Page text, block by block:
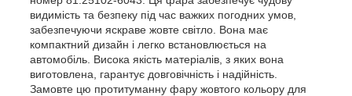
видимість та безпеку під час важких погодних умов,
забезпечуючи яскраве жовте світло. Вона має
компактний дизайн і легко встановлюється на
автомобіль. Висока якість матеріалів, з яких вона
виготовлена, гарантує довговічність і надійність.
Замовте цю протитуманну фару жовтого кольору для